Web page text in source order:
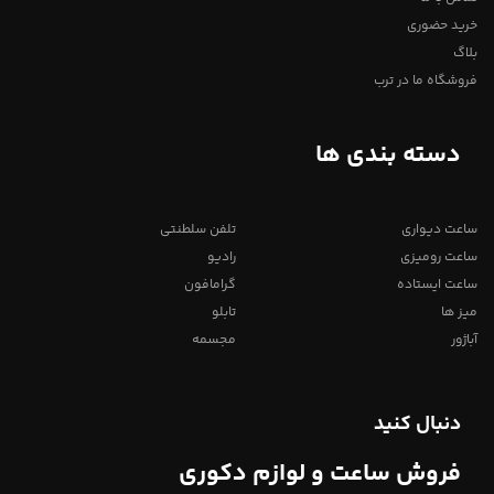
خرید حضوری
بلاگ
فروشگاه ما در ترب
دسته بندی ها
ساعت دیواری
ساعت رومیزی
ساعت ایستاده
میز ها
آباژور
تلفن سلطنتی
رادیو
گرامافون
تابلو
مجسمه
دنبال کنید
فروش ساعت و لوازم دکوری